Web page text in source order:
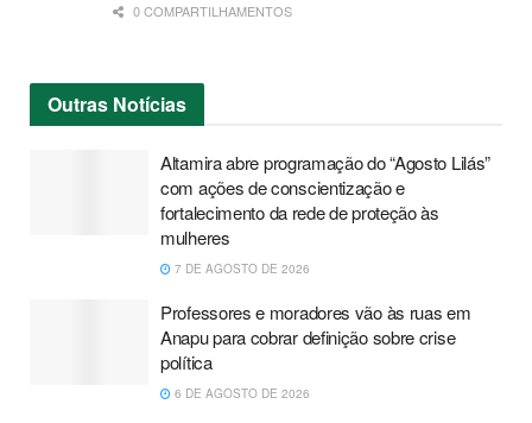
0 COMPARTILHAMENTOS
Outras Notícias
Altamira abre programação do “Agosto Lilás”
com ações de conscientização e
fortalecimento da rede de proteção às
mulheres
7 DE AGOSTO DE 2026
Professores e moradores vão às ruas em
Anapu para cobrar definição sobre crise
política
6 DE AGOSTO DE 2026